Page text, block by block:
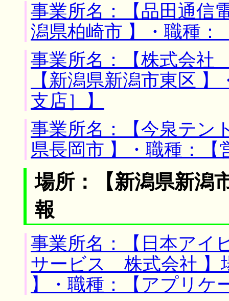
事業所名：【品田通信
潟県柏崎市 】・職種：
事業所名：【株式会
【新潟県新潟市東区
支店］】
事業所名：【今泉テ
県長岡市 】・職種：【
場所：【新潟県新潟
報
事業所名：【日本アイ
サービス 株式会社 】
】・職種：【アプリ